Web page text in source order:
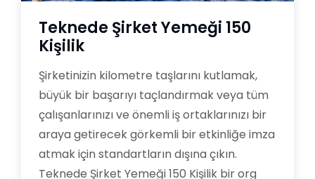
Teknede Şirket Yemeği 150
Kişilik
Şirketinizin kilometre taşlarını kutlamak,
büyük bir başarıyı taçlandırmak veya tüm
çalışanlarınızı ve önemli iş ortaklarınızı bir
araya getirecek görkemli bir etkinliğe imza
atmak için standartların dışına çıkın.
Teknede Şirket Yemeği 150 Kişilik bir org